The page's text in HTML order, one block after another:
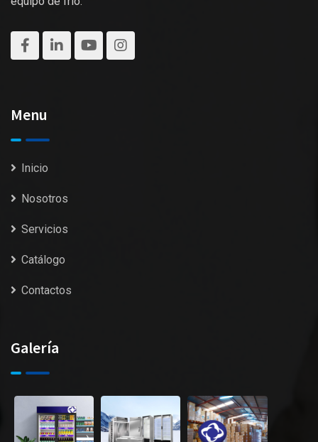
Menu
Inicio
Nosotros
Servicios
Catálogo
Contactos
Galería